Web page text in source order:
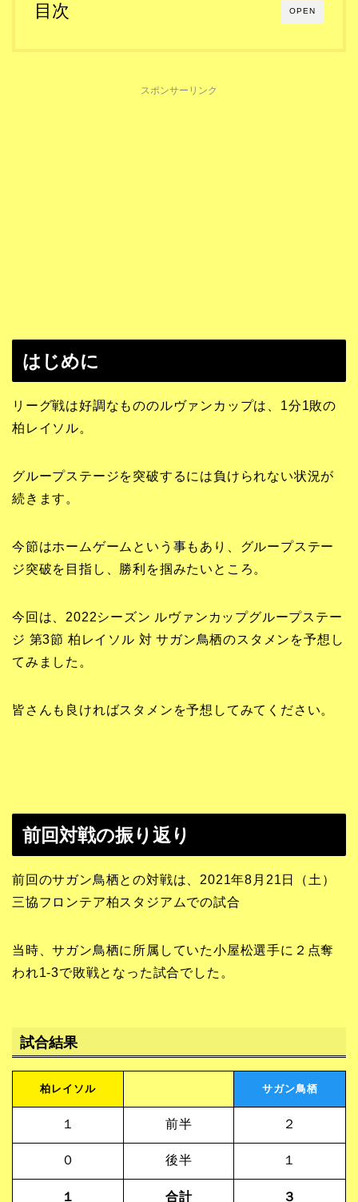
OPEN
目次
スポンサーリンク
はじめに
リーグ戦は好調なもののルヴァンカップは、1分1敗の
柏レイソル。
グループステージを突破するには負けられない状況が
続きます。
今節はホームゲームという事もあり、 グループステー
ジ突破を目指し、勝利を掴みたいところ。
今回は、2022シーズン ルヴァンカップグループステー
ジ 第3節 柏レイソル 対 サガン鳥栖のスタメンを予想し
てみました。
皆さんも良ければスタメンを予想してみてください。
前回対戦の振り返り
前回のサガン鳥栖との対戦は、2021年8月21日（土）
三協フロンテア柏スタジアムでの試合
当時、サガン鳥栖に所属していた小屋松選手に２点奪
われ1-3で敗戦となった試合でした。
試合結果
柏レイソル サガン鳥栖
１ 前半 ２
０ 後半 １
１ 合計 ３